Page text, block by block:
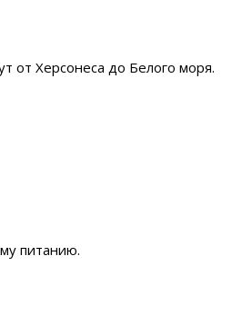
от Херсонеса до Белого моря.
питанию.